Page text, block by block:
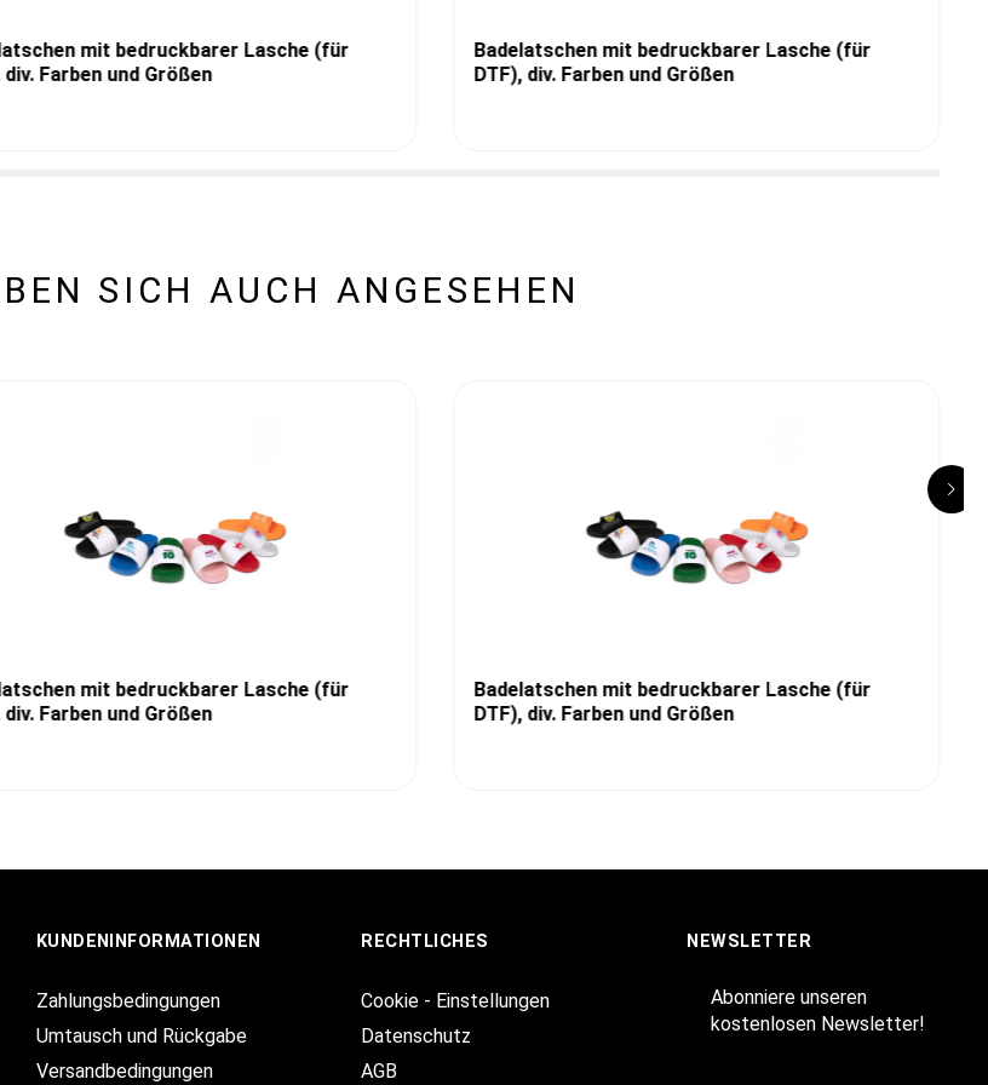
mit bedruckbarer Lasche (für
div. Farben und Größen
Badelatschen mit bedruckbarer Lasche (für
DTF), div. Farben und Größen
SICH AUCH ANGESEHEN
mit bedruckbarer Lasche (für
div. Farben und Größen
Badelatschen mit bedruckbarer Lasche (für
DTF), div. Farben und Größen
KUNDENINFORMATIONEN
Zahlungsbedingungen
Umtausch und Rückgabe
Versandbedingungen
RECHTLICHES
Cookie - Einstellungen
Datenschutz
AGB
NEWSLETTER
Abonniere unseren
kostenlosen Newsletter!